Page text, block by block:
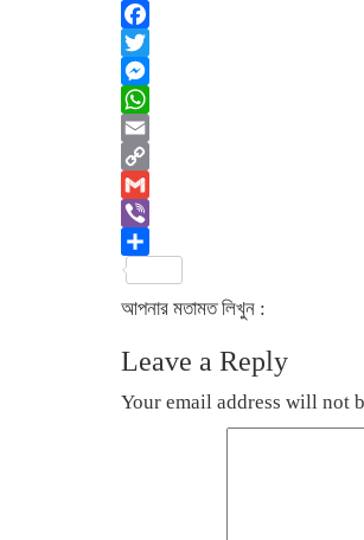
Facebook
Twitter
Messenger
WhatsApp
Email
Copy
Link
Gmail
Viber
আপনার মতামত লিখুন :
Leave a Reply
Your email address will not